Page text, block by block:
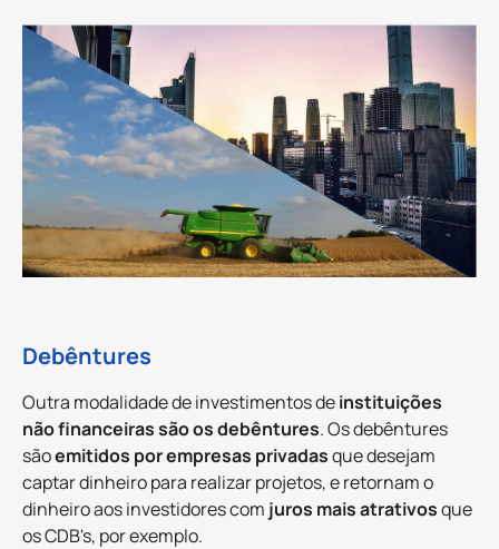
Debêntures
Outra modalidade de investimentos deinstituições
não financeiras são os debêntures. Os debêntures
sãoemitidos por empresas privadasque desejam
captar dinheiro para realizar projetos, e retornam o
dinheiro aos investidores com juros mais atrativosque
os CDB's, por exemplo.